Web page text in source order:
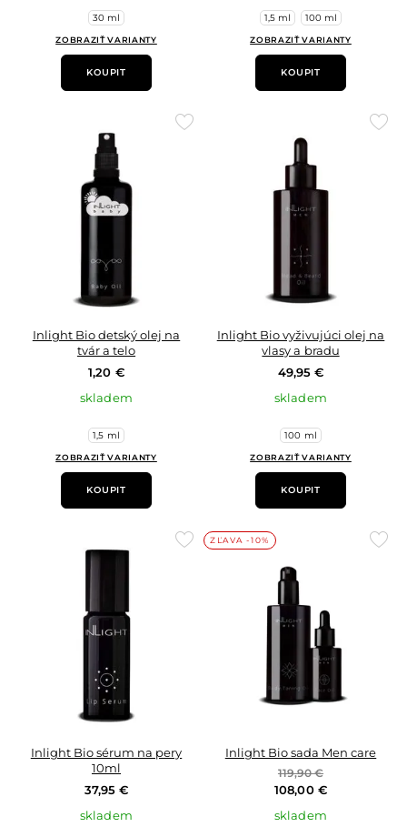
30 ml
ZOBRAZIŤ VARIANTY
KOUPIT
1,5 ml 100 ml
ZOBRAZIŤ VARIANTY
KOUPIT
Přidat
Inlight Bio detský olej na
tvár a telo
1,20 €
skladem
1,5 ml
ZOBRAZIŤ VARIANTY
KOUPIT
Inlight Bio vyživujúci olej na
vlasy a bradu
49,95 €
skladem
100 ml
ZOBRAZIŤ VARIANTY
KOUPIT
Přidat
Inlight Bio sérum na pery
10ml
37,95 €
skladem
ZĽAVA -10%
Inlight Bio sada Men care
119,90 €
108,00 €
skladem